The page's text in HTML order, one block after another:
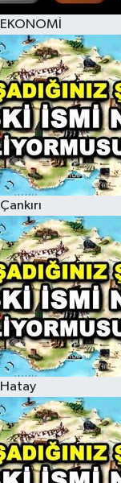
EKONOMİ
Çankırı
Hatay